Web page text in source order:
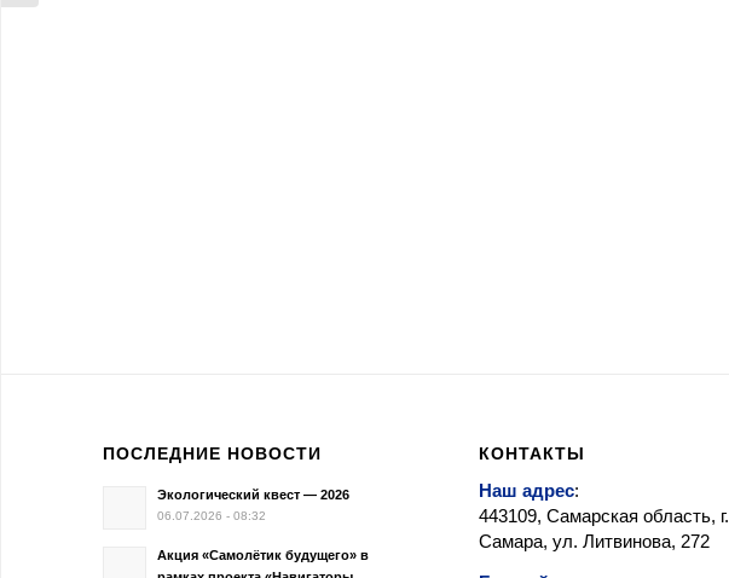
ПОСЛЕДНИЕ НОВОСТИ
Экологический квест — 2026
06.07.2026 - 08:32
Акция «Самолётик будущего» в
КОНТАКТЫ
Наш адрес:
443109, Самарская область, г.
Самара, ул. Литвинова, 272